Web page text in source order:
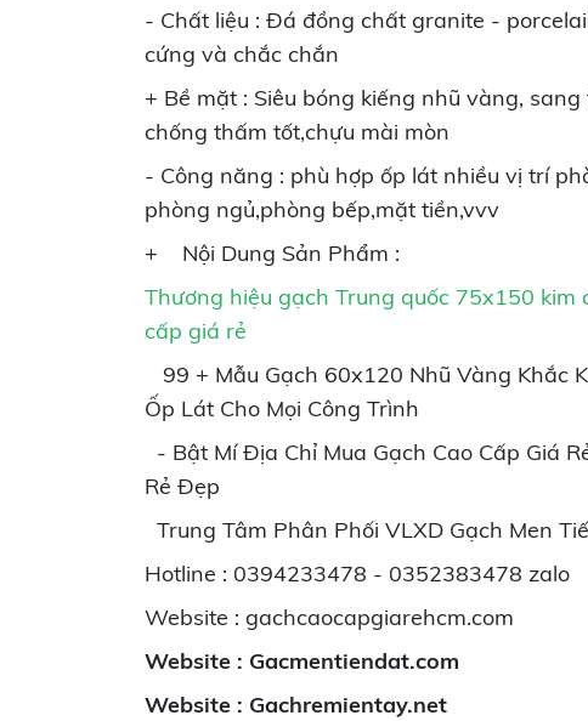
- Chất liệu : Đá đồng chất granite -
cứng và chắc chắn
+ Bề mặt : Siêu bóng kiếng nhũ vàng,
chống thấm tốt,chựu mài mòn
- Công năng : phù hợp ốp lát nhiều vị trí
phòng ngủ,phòng bếp,mặt tiền,vvv
+ Nội Dung Sản Phẩm :
Thương hiệu gạch Trung quốc 75x150 kim
cấp giá rẻ
99 + Mẫu Gạch 60x120 Nhũ Vàng Khắc
Ốp Lát Cho Mọi Công Trình
- Bật Mí Địa Chỉ Mua Gạch Cao Cấp Giá
Rẻ Đẹp
Trung Tâm Phân Phối VLXD Gạch Men
Hotline : 0394233478 - 0352383478 zalo
Website : gachcaocapgiarehcm.com
Website : Gacmentiendat.com
Website : Gachremientay.net